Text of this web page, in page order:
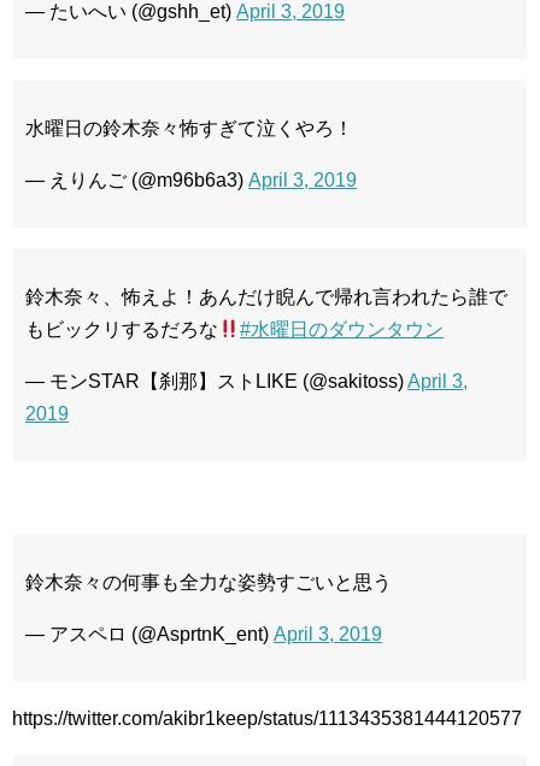
— たいへい (@gshh_et) April 3, 2019
水曜日の鈴木奈々怖すぎて泣くやろ！
— えりんご (@m96b6a3) April 3, 2019
鈴木奈々、怖えよ！あんだけ睨んで帰れ言われたら誰で
もビックリするだろな
#水曜日のダウンタウン
— モンSTAR【刹那】ストLIKE (@sakitoss)April 3,
2019
鈴木奈々の何事も全力な姿勢すごいと思う
— アスペロ (@AsprtnK_ent) April 3, 2019
https://twitter.com/akibr1keep/status/1113435381444120577